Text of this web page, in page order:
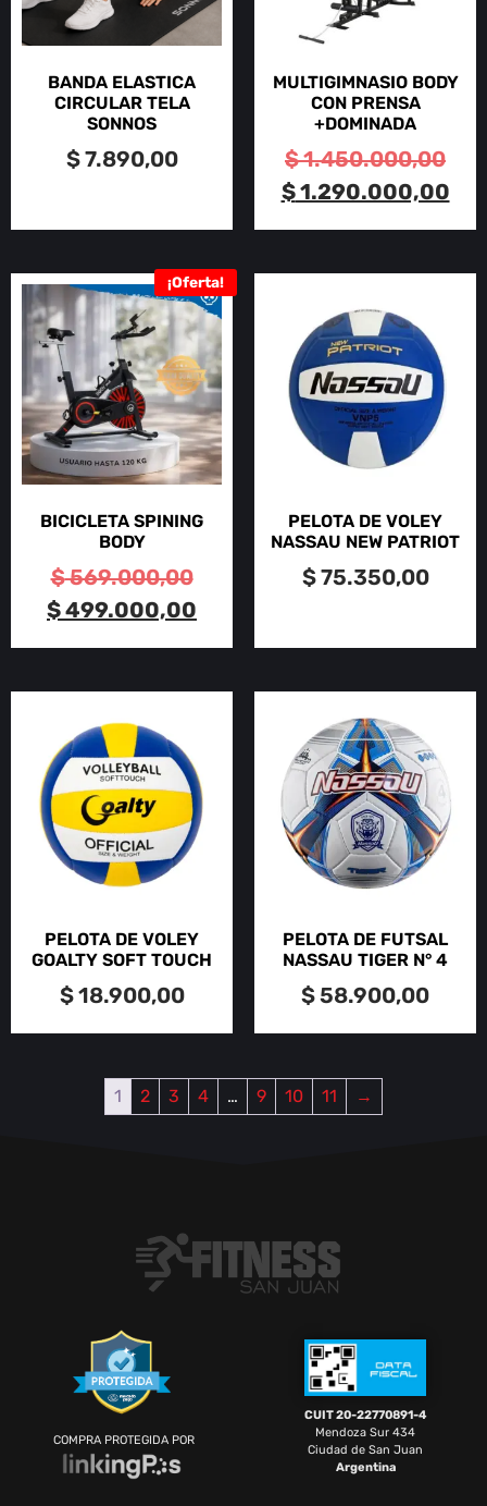
BANDA ELASTICA
CIRCULAR TELA
SONNOS
$7.890,00
MULTIGIMNASIO BODY
CON PRENSA
+DOMINADA
$1.450.000,00
$1.290.000,00
¡Oferta!
BICICLETA SPINING
BODY
$569.000,00
$499.000,00
PELOTA DE VOLEY
NASSAU NEW PATRIOT
$75.350,00
PELOTA DE VOLEY
GOALTY SOFT TOUCH
$18.900,00
PELOTA DE FUTSAL
NASSAU TIGER N° 4
$58.900,00
1 2 3 4 … 9 10 11 →
COMPRA PROTEGIDA POR
CUIT 20-22770891-4
Mendoza Sur 434
Ciudad de San Juan
Argentina